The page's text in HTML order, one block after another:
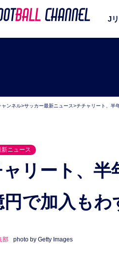
J
ャンネル>サッカー最新ニュース>チチャリート、半
ニュース
円で加入もわ
部 photo by Getty Images